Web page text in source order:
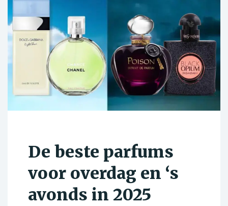
De beste parfums
voor overdag en ‘s
avonds in 2025